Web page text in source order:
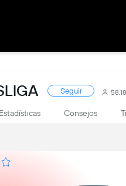
Seguir
Estadísticas Consejos